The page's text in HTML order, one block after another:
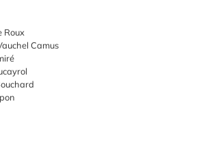
Roux
Camus